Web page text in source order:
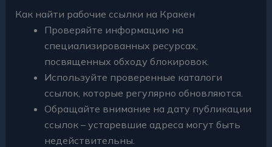
Как найти рабочие ссылки на Кракен
Проверяйте информацию на
специализированных ресурсах,
посвященных обходу блокировок.
Используйте проверенные каталоги
ссылок, которые регулярно обновляются.
Обращайте внимание на дату публикации
ссылок – устаревшие адреса могут быть
недействительны.